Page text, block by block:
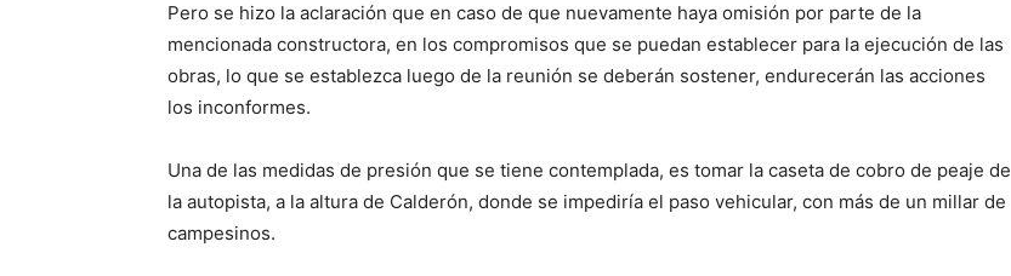
Pero se hizo la aclaración que en caso de que nuevamente haya omisión por parte de la
mencionada constructora, en los compromisos que se puedan establecer para la ejecución de las
obras, lo que se establezca luego de la reunión se deberán sostener, endurecerán las acciones
los inconformes.
Una de las medidas de presión que se tiene contemplada, es tomar la caseta de cobro de peaje de
la autopista, a la altura de Calderón, donde se impediría el paso vehicular, con más de un millar de
campesinos.